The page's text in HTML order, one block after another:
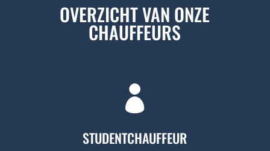
OVERZICHT VAN ONZE
CHAUFFEURS

STUDENTCHAUFFEUR